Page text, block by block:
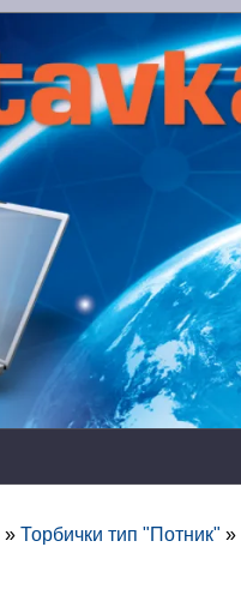
»Торбички тип "Потник" »